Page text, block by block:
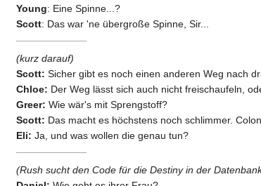
Young: Eine Spinne...?
Scott: Das war 'ne übergroße Spinne, Sir...
(kurz darauf)
Scott: Sicher gibt es noch einen anderen Weg nach
Chloe: Der Weg lässt sich auch nicht freischaufeln,
Greer: Wie wär's mit Sprengstoff?
Scott: Das macht es höchstens noch schlimmer.
Eli: Ja, und was wollen die genau tun?
(Rush sucht den Code für die Destiny in der